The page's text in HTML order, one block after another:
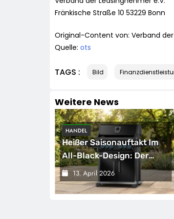
Fränkische Straße 10 53229 Bonn
Original-Content von: Verband
Quelle: ots
TAGS : Bild
Weitere News
HANDEL
Heißer Saisonauftakt Im
All-Black-Design: Der
Napoleon Rogue PRO-S
525 In Der Exklusiven
Grillfürst-Edition
13. April 2026